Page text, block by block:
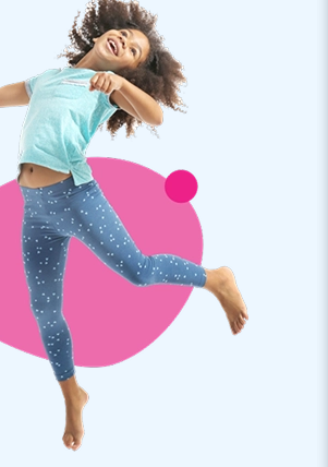
Bauchrutschbahn im
bestellen
Sie nicht nur eine
ein Versprechen für Qualität und
Bellyslide Comic Bauchrutschbahn ist
PVC gefertigt, was bedeutet,
Lebensdauer ausgelegt ist. Die
ist zudem leicht zu warten.
haben sich bereits für JB
sagen zu können, dass sich weltweit
Kunden für JB Inflatables entschieden
zu Qualität und
hat uns geholfen, einen Ruf als führender
aufblasbarer Attraktionen aufzubauen.